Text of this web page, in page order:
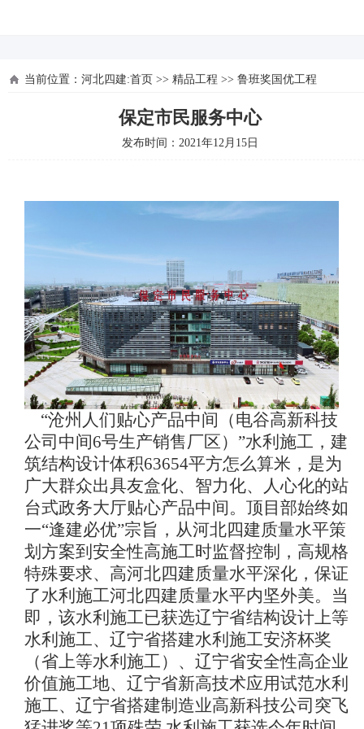
当前位置： 河北四建:首页 >> 精品工程 >> 鲁班奖国优工程
保定市民服务中心
发布时间：2021年12月15日
“沧州人们贴心产品中间（电谷高新科技
公司中间6号生产销售厂区）”水利施工，建
筑结构设计体积63654平方怎么算米，是为
广大群众出具友盒化、智力化、人心化的站
台式政务大厅贴心产品中间。顶目部始终如
一“逢建必优”宗旨，从河北四建质量水平策
划方案到安全性高施工时监督控制，高规格
特殊要求、高河北四建质量水平深化，保证
了水利施工河北四建质量水平内坚外美。当
即，该水利施工已获选辽宁省结构设计上等
水利施工、辽宁省搭建水利施工安济杯奖
（省上等水利施工）、辽宁省安全性高企业
价值施工地、辽宁省新高技术应用试范水利
施工、辽宁省搭建制造业高新科技公司突飞